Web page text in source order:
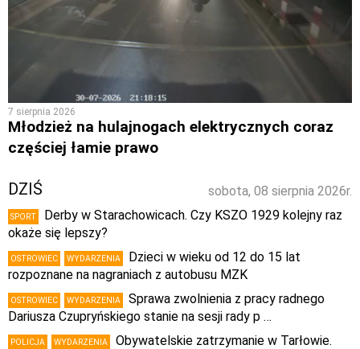
7 sierpnia 2026
Młodzież na hulajnogach elektrycznych coraz
częściej łamie prawo
sobota, 08 sierpnia 2026r.
DZIŚ
SPORT
Derby w Starachowicach. Czy KSZO 1929 kolejny raz
okaże się lepszy?
OSTROWIEC WYDARZENIA
Dzieci w wieku od 12 do 15 lat
rozpoznane na nagraniach z autobusu MZK
OSTROWIEC WYDARZENIA
Sprawa zwolnienia z pracy radnego
Dariusza Czupryńskiego stanie na sesji rady p …
POLICJA WYDARZENIA
Obywatelskie zatrzymanie w Tarłowie.